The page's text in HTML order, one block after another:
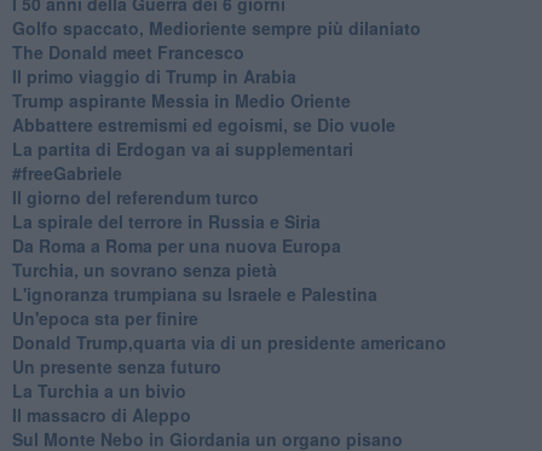
Golfo spaccato, Medioriente sempre più dilaniato
The Donald meet Francesco
Il primo viaggio di Trump in Arabia
Trump aspirante Messia in Medio Oriente
Abbattere estremismi ed egoismi, se Dio vuole
La partita di Erdogan va ai supplementari
#freeGabriele
Il giorno del referendum turco
La spirale del terrore in Russia e Siria
Da Roma a Roma per una nuova Europa
Turchia, un sovrano senza pietà
L'ignoranza trumpiana su Israele e Palestina
Un'epoca sta per finire
Donald Trump,quarta via di un presidente americano
Un presente senza futuro
La Turchia a un bivio
Il massacro di Aleppo
Sul Monte Nebo in Giordania un organo pisano